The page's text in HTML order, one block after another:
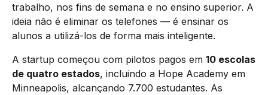
trabalho, nos fins de semana e no ensino superior. A
ideia não é eliminar os telefones — é ensinar os
alunos a utilizá-los de forma mais inteligente.
A startup começou com pilotos pagos em 10 escolas
de quatro estados, incluindo a Hope Academy em
Minneapolis, alcançando 7.700 estudantes. As